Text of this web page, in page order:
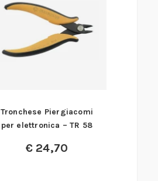
Tronchese Piergiacomi
per elettronica – TR 58
€ 24,70